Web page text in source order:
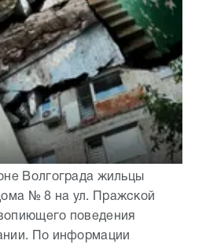
Волгограда жильцы
№ 8 на ул. Пражской
поведения
По информации